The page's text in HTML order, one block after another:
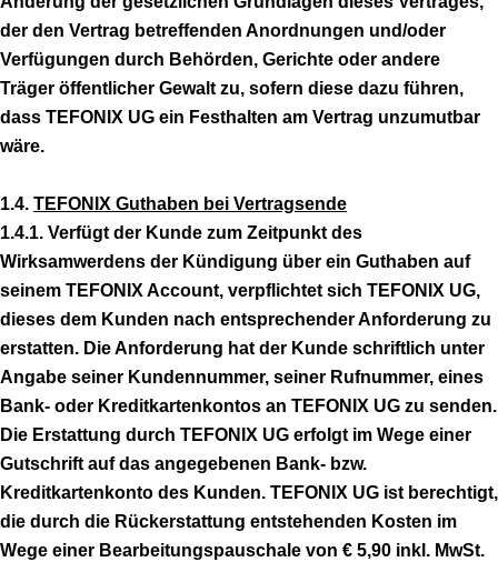
der den Vertrag betreffenden Anordnungen und/oder
Verfügungen durch Behörden, Gerichte oder andere
Träger öffentlicher Gewalt zu, sofern diese dazu führen,
dass TEFONIX UG ein Festhalten am Vertrag unzumutbar
wäre.
1.4. TEFONIX Guthaben bei Vertragsende
1.4.1. Verfügt der Kunde zum Zeitpunkt des
Wirksamwerdens der Kündigung über ein Guthaben auf
seinem TEFONIX Account, verpflichtet sich TEFONIX UG,
dieses dem Kunden nach entsprechender Anforderung zu
erstatten. Die Anforderung hat der Kunde schriftlich unter
Angabe seiner Kundennummer, seiner Rufnummer, eines
Bank- oder Kreditkartenkontos an TEFONIX UG zu senden.
Die Erstattung durch TEFONIX UG erfolgt im Wege einer
Gutschrift auf das angegebenen Bank- bzw.
Kreditkartenkonto des Kunden. TEFONIX UG ist berechtigt,
die durch die Rückerstattung entstehenden Kosten im
Wege einer Bearbeitungspauschale von € 5,90 inkl. MwSt.